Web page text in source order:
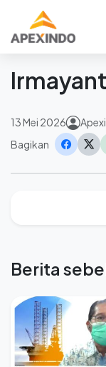
Beranda
Kembali
13 Mei 2026
Bagikan
Berita